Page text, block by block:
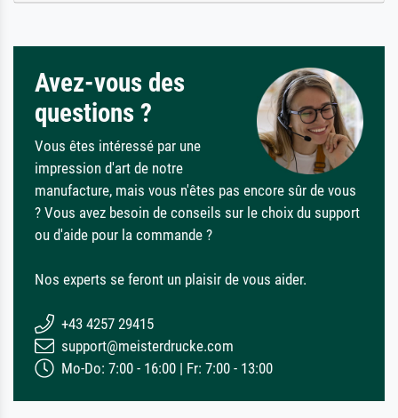
Avez-vous des
questions ?
Vous êtes intéressé par une
impression d'art de notre
manufacture, mais vous n'êtes pas encore sûr de vous
? Vous avez besoin de conseils sur le choix du support
ou d'aide pour la commande ?
Nos experts se feront un plaisir de vous aider.
+43 4257 29415
support@meisterdrucke.com
Mo-Do: 7:00 - 16:00 | Fr: 7:00 - 13:00